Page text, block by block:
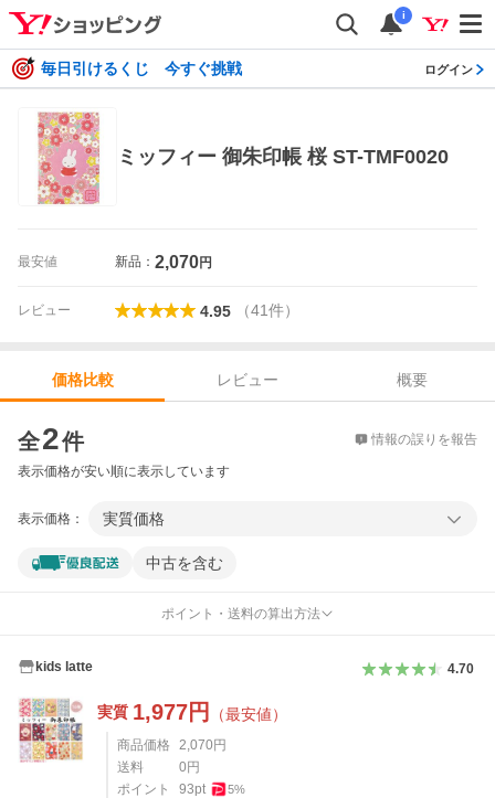
i
毎日引けるくじ 今すぐ挑戦 ログイン
ミッフィー 御朱印帳 桜 ST-TMF0020
最安値 新品： 2,070円
レビュー 4.95 （41件）
価格比較 レビュー
概要
全2件 情報の誤りを報告
表示価格が安い順に表示しています
表示価格： 実質価格
中古を含む
ポイント・送料の算出方法
kids latte 4.70
実質 1,977円 （最安値）
商品価格 2,070 円
送料
0 円
ポイント
93pt 5%